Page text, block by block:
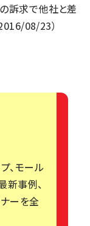
訴求で他社と差
2016/08/23）
、モール
新事例、
ーを全